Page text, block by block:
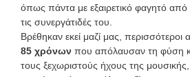
όπως πάντα με εξαιρετικό φαγητό
τις συνεργάτιδές του.
Βρέθηκαν εκεί μαζί μας, περισσότεροι
85 χρόνων που απόλαυσαν τη φύση
τους ξεχωριστούς ήχους της